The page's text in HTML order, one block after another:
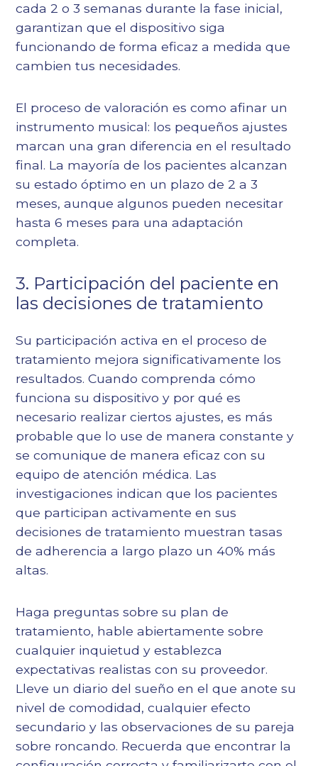
cada 2 o 3 semanas durante la fase inicial,
garantizan que el dispositivo siga
funcionando de forma eficaz a medida que
cambien tus necesidades.
El proceso de valoración es como afinar un
instrumento musical: los pequeños ajustes
marcan una gran diferencia en el resultado
final. La mayoría de los pacientes alcanzan
su estado óptimo en un plazo de 2 a 3
meses, aunque algunos pueden necesitar
hasta 6 meses para una adaptación
completa.
3. Participación del paciente en
las decisiones de tratamiento
Su participación activa en el proceso de
tratamiento mejora significativamente los
resultados. Cuando comprenda cómo
funciona su dispositivo y por qué es
necesario realizar ciertos ajustes, es más
probable que lo use de manera constante y
se comunique de manera eficaz con su
equipo de atención médica. Las
investigaciones indican que los pacientes
que participan activamente en sus
decisiones de tratamiento muestran tasas
de adherencia a largo plazo un 40% más
altas.
Haga preguntas sobre su plan de
tratamiento, hable abiertamente sobre
cualquier inquietud y establezca
expectativas realistas con su proveedor.
Lleve un diario del sueño en el que anote su
nivel de comodidad, cualquier efecto
secundario y las observaciones de su pareja
sobre roncando. Recuerda que encontrar la